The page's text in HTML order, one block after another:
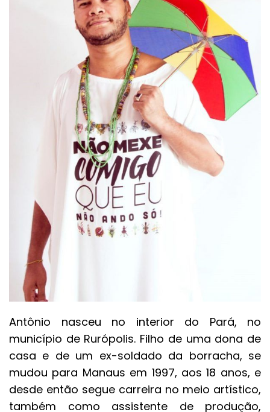
Antônio nasceu no interior do Pará, no
município de Rurópolis. Filho de uma dona de
casa e de um ex-soldado da borracha, se
mudou para Manaus em 1997, aos 18 anos, e
desde então segue carreira no meio artístico,
também como assistente de produção,